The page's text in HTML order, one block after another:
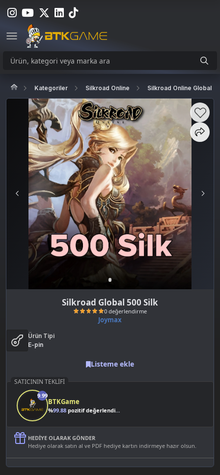
Kategoriler Silkroad Online Silkroad Online Global
Silkroad Global 500 Silk
Joymax
Ürün Tipi
E-pin
Listeme ekle
SATICININ TEKLIFI
9.99
BTKGame
%99.88 pozitif değerlendirme
HEDIYE OLARAK GÖNDER
Hediye olarak satın al ve PDF hediye kartın indirmeye hazır olsun.